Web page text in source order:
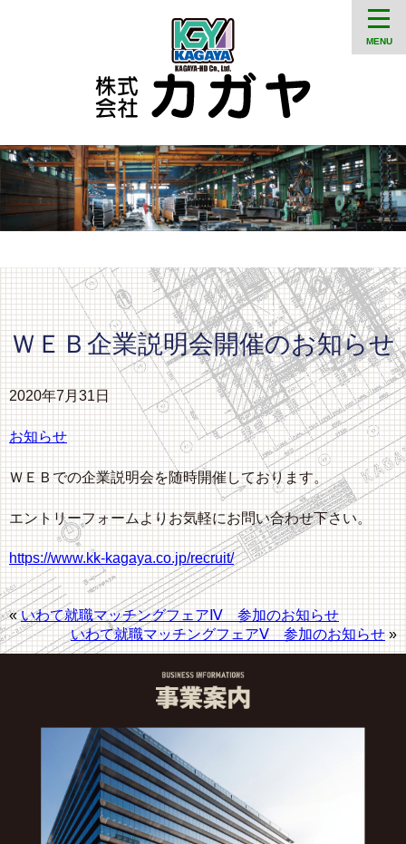
ＷＥＢ企業説明会開催のお知らせ
2020年7月31日
お知らせ
ＷＥＢでの企業説明会を随時開催しております。
エントリーフォームよりお気軽にお問い合わせ下さい。
https://www.kk-kagaya.co.jp/recruit/
«いわて就職マッチングフェアⅣ 参加のお知らせ
いわて就職マッチングフェアⅤ 参加のお知らせ »
MENU